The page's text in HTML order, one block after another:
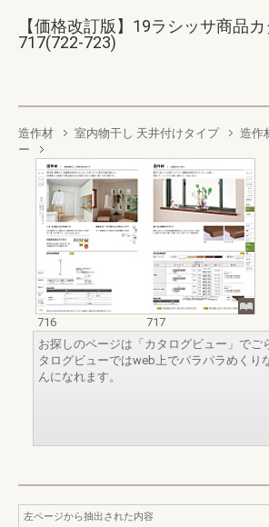
【価格改訂版】19ラシッサ商品
717(722-723)
造作材 室内物干し 天井付けタイプ 造作
ー
716
717
お探しのページは「カタログビュー」でご
タログビューではweb上でパラパラめくり
んになれます。
左ページから抽出された内容